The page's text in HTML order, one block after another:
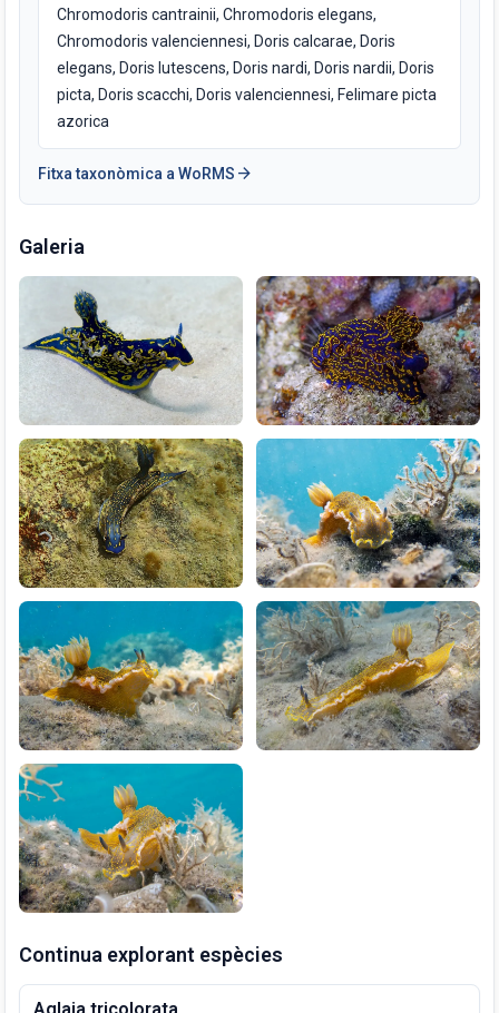
Chromodoris cantrainii, Chromodoris elegans,
Chromodoris valenciennesi, Doris calcarae, Doris
elegans, Doris lutescens, Doris nardi, Doris nardii, Doris
picta, Doris scacchi, Doris valenciennesi, Felimare picta
azorica
Fitxa taxonòmica a WoRMS arrow_forward
Galeria
Continua explorant espècies